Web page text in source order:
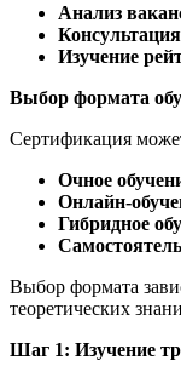
Анализ
Изучение
Выбор формата
Сертификация
Очное
Онлайн-
Гибридное
Выбор формата
теоретических
Шаг 1: Изучение